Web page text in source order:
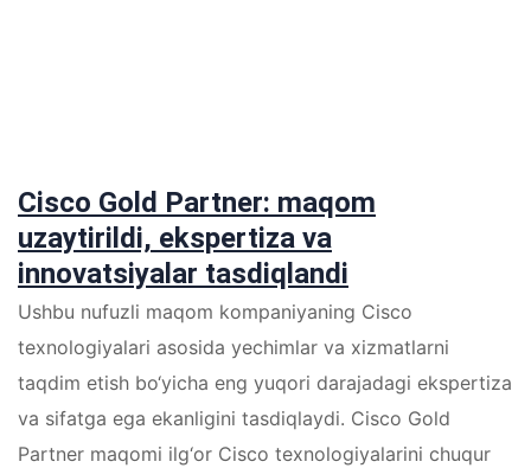
Cisco Gold Partner: maqom
uzaytirildi, ekspertiza va
innovatsiyalar tasdiqlandi
Ushbu nufuzli maqom kompaniyaning Cisco
texnologiyalari asosida yechimlar va xizmatlarni
taqdim etish bo‘yicha eng yuqori darajadagi ekspertiza
va sifatga ega ekanligini tasdiqlaydi. Cisco Gold
Partner maqomi ilg‘or Cisco texnologiyalarini chuqur